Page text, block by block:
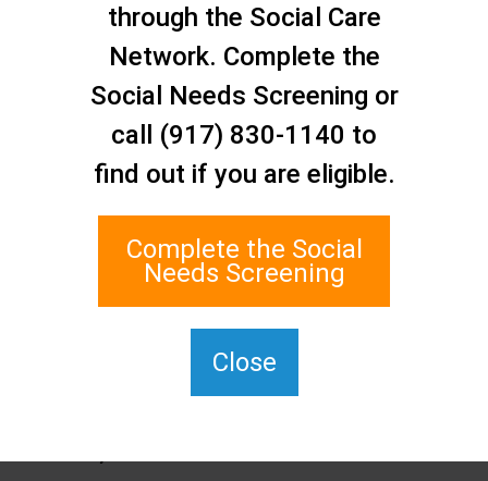
Contáctenos
Red de Asistencia Social de
Staten Island
Para TTY, marque el 711.
through the Social Care
Network. Complete the
Social Needs Screening or
call (917) 830-1140 to
find out if you are eligible.
Complete the Social
Needs Screening
Close